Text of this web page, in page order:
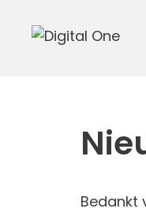
naar
Bedankt